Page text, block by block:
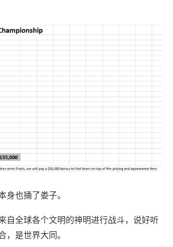
身也捅了娄子。
自全球各个文明的神明进行战斗，说好听
，是世界大同。